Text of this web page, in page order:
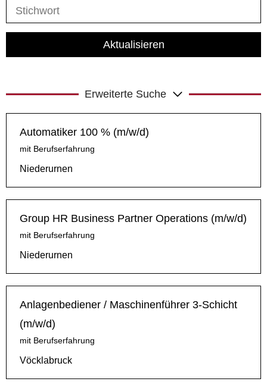
Aktualisieren
Erweiterte Suche
Automatiker 100 % (m/w/d)
mit Berufserfahrung
Niederurnen
Group HR Business Partner Operations (m/w/d)
mit Berufserfahrung
Niederurnen
Anlagenbediener / Maschinenführer 3-Schicht
(m/w/d)
mit Berufserfahrung
Vöcklabruck